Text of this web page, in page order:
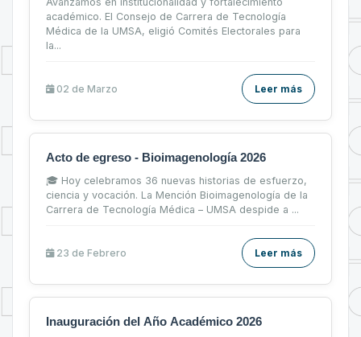
académico. El Consejo de Carrera de Tecnología
Médica de la UMSA, eligió Comités Electorales para
la...
02 de Marzo Leer más
Acto de egreso - Bioimagenología 2026
🎓 Hoy celebramos 36 nuevas historias de esfuerzo,
ciencia y vocación. La Mención Bioimagenología de la
Carrera de Tecnología Médica – UMSA despide a ...
23 de Febrero Leer más
Inauguración del Año Académico 2026